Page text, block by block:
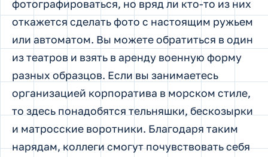
фотографироваться, но вряд ли кто-то из них
откажется сделать фото с настоящим ружьем
или автоматом. Вы можете обратиться в один
из театров и взять в аренду военную форму
разных образцов. Если вы занимаетесь
организацией корпоратива в морском стиле,
то здесь понадобятся тельняшки, бескозырки
и матросские воротники. Благодаря таким
нарядам, коллеги смогут почувствовать себя